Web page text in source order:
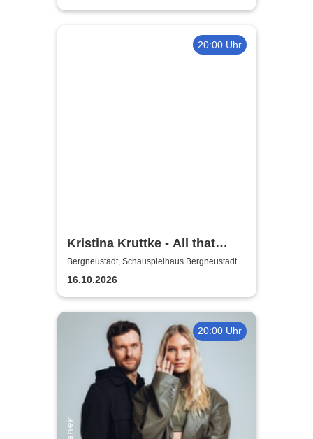
20:00 Uhr
Kristina Kruttke - All that
Jaazz!
Bergneustadt, Schauspielhaus Bergneustadt
16.10.2026
20:00 Uhr